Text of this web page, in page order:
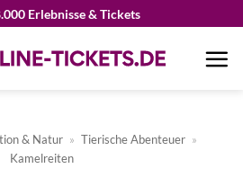
Erlebnisse & Tickets
& Natur » Tierische Abenteuer »
Kamelreiten